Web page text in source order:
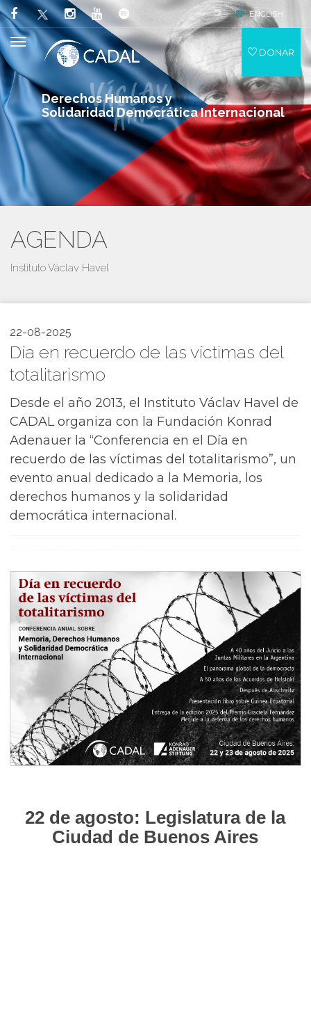
Derechos Humanos y
Solidaridad Democrática Internacional
ENGLISH
DONAR
AGENDA
Instituto Václav Havel
22-08-2025
Día en recuerdo de las víctimas del
totalitarismo
Desde el año 2013, el Instituto Václav Havel de
CADAL organiza con la Fundación Konrad
Adenauer la “Conferencia en el Día en
recuerdo de las víctimas del totalitarismo”, un
evento anual dedicado a la Memoria, los
derechos humanos y la solidaridad
democrática internacional.
22 de agosto: Legislatura de la
Ciudad de Buenos Aires